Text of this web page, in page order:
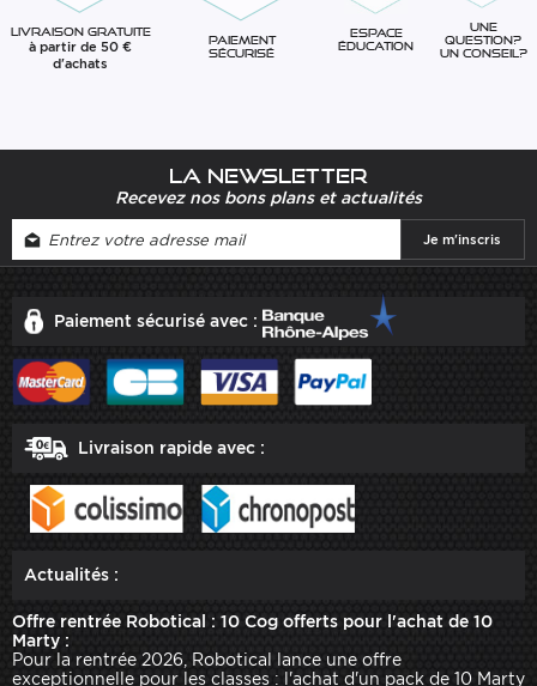
Livraison gratuite
à partir de 50 €
d'achats
Paiement
sécurisé
Espace
éducation
Une
question?
Un conseil?
La newsletter
Recevez nos bons plans et actualités
Paiement sécurisé avec :
Livraison rapide avec :
Actualités :
Offre rentrée Robotical : 10 Cog offerts pour l'achat de 10
Marty :
Pour la rentrée 2026, Robotical lance une offre
exceptionnelle pour les classes : l'achat d'un pack de 10 Marty